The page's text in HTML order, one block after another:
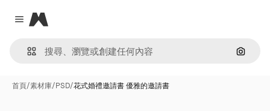
Close menu
Magnific
通過圖
首頁/素材庫/PSD/花式婚禮邀請書 優雅的邀請書